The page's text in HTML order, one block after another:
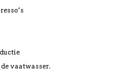
vaatwasser.